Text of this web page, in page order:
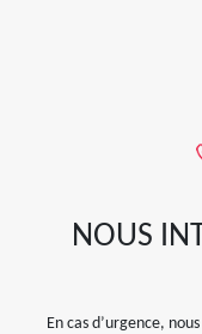
NOUS
En cas d’urgence,